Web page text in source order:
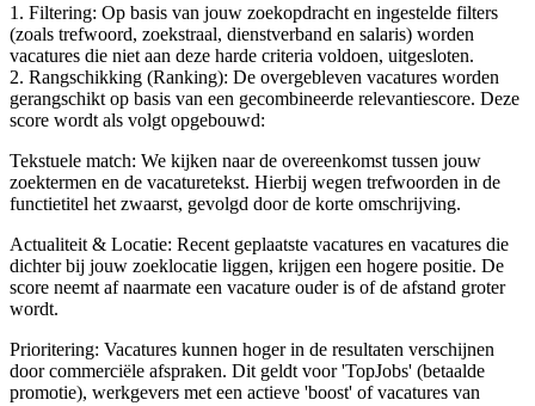
1. Filtering: Op basis van jouw zoekopdracht en ingestelde filters
(zoals trefwoord, zoekstraal, dienstverband en salaris) worden
vacatures die niet aan deze harde criteria voldoen, uitgesloten.
2. Rangschikking (Ranking): De overgebleven vacatures worden
gerangschikt op basis van een gecombineerde relevantiescore. Deze
score wordt als volgt opgebouwd:
Tekstuele match: We kijken naar de overeenkomst tussen jouw
zoektermen en de vacaturetekst. Hierbij wegen trefwoorden in de
functietitel het zwaarst, gevolgd door de korte omschrijving.
Actualiteit & Locatie: Recent geplaatste vacatures en vacatures die
dichter bij jouw zoeklocatie liggen, krijgen een hogere positie. De
score neemt af naarmate een vacature ouder is of de afstand groter
wordt.
Prioritering: Vacatures kunnen hoger in de resultaten verschijnen
door commerciële afspraken. Dit geldt voor 'TopJobs' (betaalde
promotie), werkgevers met een actieve 'boost' of vacatures van